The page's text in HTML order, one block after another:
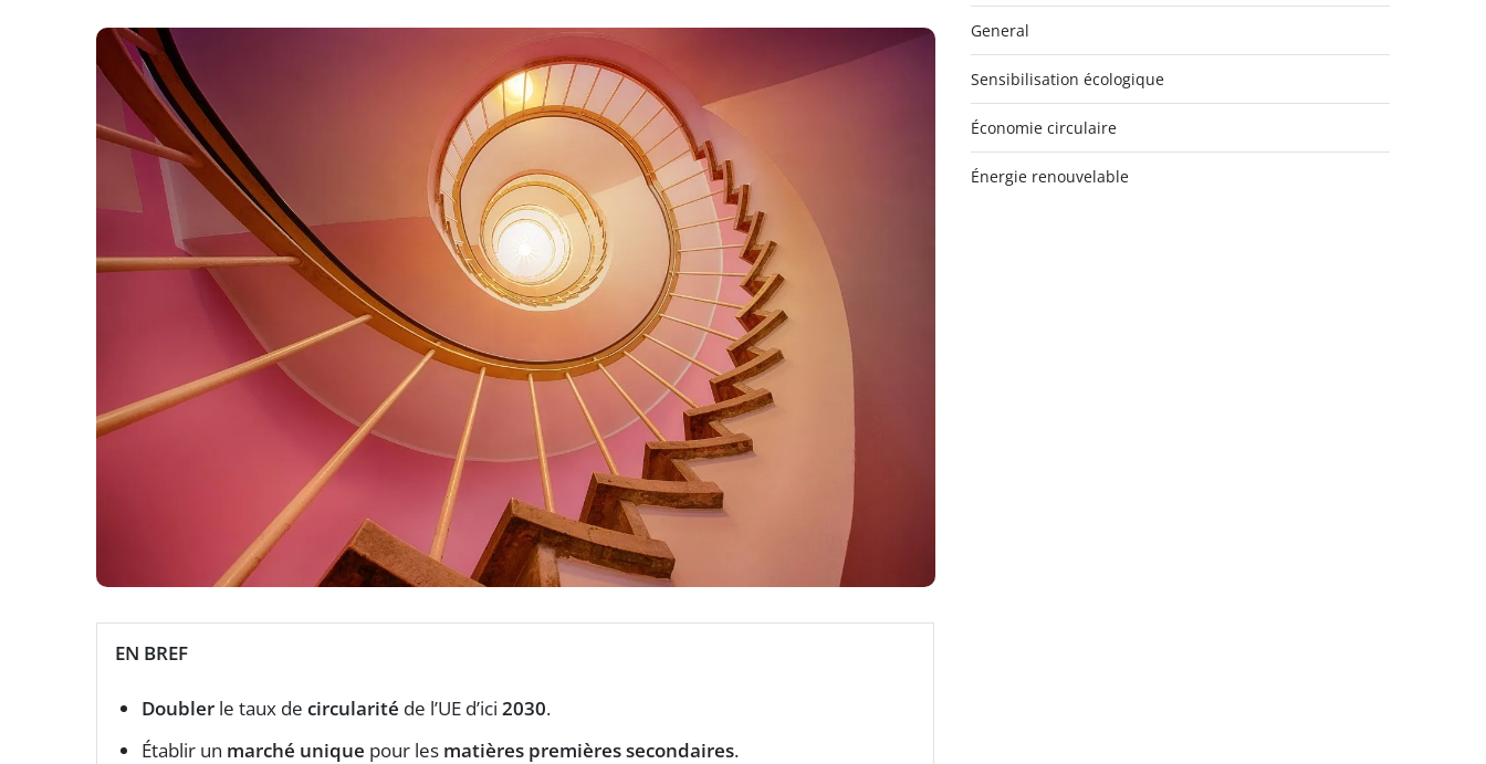
EN BREF
Doubler le taux de circularité de l’UE d’ici 2030.
Établir un marché unique pour les matières premières secondaires.
General
Sensibilisation écologique
Économie circulaire
Énergie renouvelable